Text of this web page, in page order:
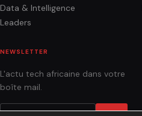
Data & Intelligence
Leaders
NEWSLETTER
L'actu tech africaine dans votre
boîte mail.